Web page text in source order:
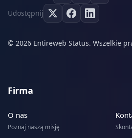
Udostępnij
© 2026 Entireweb Status. Wszelkie
Firma
O nas
Poznaj naszą misję